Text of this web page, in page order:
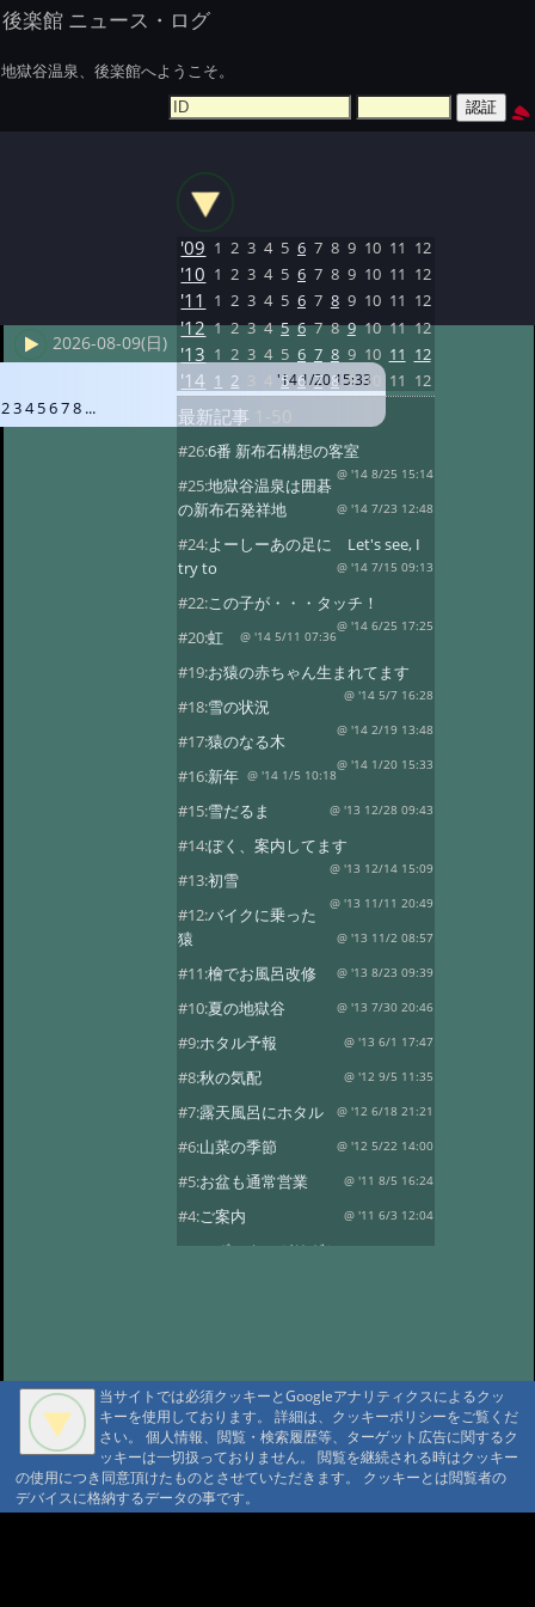
後楽館 ニュース・ログ
地獄谷温泉、後楽館へようこそ。
2026-08-09(日)
'14 1/20 15:33
3 4 5 6 7 8 ...
'09 1 2 3 4 5 6 7 8 9 10 11 12
'10 1 2 3 4 5 6 7 8 9 10 11 12
'11 1 2 3 4 5 6 7 8 9 10 11 12
'12 1 2 3 4 5 6 7 8 9 10 11 12
'13 1 2 3 4 5 6 7 8 9 10 11 12
'14 1 2 3 4 5 6 7 8 9 10 11 12
最新記事 1-50
#26:6番 新布石構想の客室
@ '14 8/25 15:14
#25:地獄谷温泉は囲碁
の新布石発祥地
@ '14 7/23 12:48
#24:よーしーあの足に Let's see, I
try to
@ '14 7/15 09:13
#22:この子が・・・タッチ！
@ '14 6/25 17:25
#20:虹 @ '14 5/11 07:36
#19:お猿の赤ちゃん生まれてます
@ '14 5/7 16:28
#18:雪の状況
@ '14 2/19 13:48
#17:猿のなる木
@ '14 1/20 15:33
#16:新年 @ '14 1/5 10:18
#15:雪だるま @ '13 12/28 09:43
#14:ぼく、案内してます
@ '13 12/14 15:09
#13:初雪
@ '13 11/11 20:49
#12:バイクに乗った
猿
@ '13 11/2 08:57
#11:檜でお風呂改修 @ '13 8/23 09:39
#10:夏の地獄谷 @ '13 7/30 20:46
#9:ホタル予報 @ '13 6/1 17:47
#8:秋の気配 @ '12 9/5 11:35
#7:露天風呂にホタル @ '12 6/18 21:21
#6:山菜の季節 @ '12 5/22 14:00
#5:お盆も通常営業 @ '11 8/5 16:24
#4:ご案内 @ '11 6/3 12:04
#3:みず ネマガリダケ
当サイトでは必須クッキーとGoogleアナリティクスによるクッ
キーを使用しております。 詳細は、クッキーポリシーをご覧くだ
さい。 個人情報、閲覧・検索履歴等、ターゲット広告に関するク
ッキーは一切扱っておりません。 閲覧を継続される時はクッキー
の使用につき同意頂けたものとさせていただきます。 クッキーとは閲覧者の
デバイスに格納するデータの事です。